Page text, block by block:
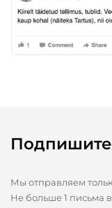
Мы отправляем
Не больше 1 письма